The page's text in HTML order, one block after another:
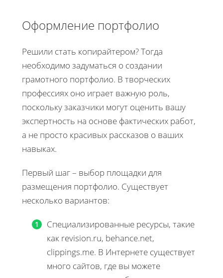
Оформление портфолио
Решили стать копирайтером? Тогда
необходимо задуматься о создании
грамотного портфолио. В творческих
профессиях оно играет важную роль,
поскольку заказчики могут оценить вашу
экспертность на основе фактических работ,
а не просто красивых рассказов о ваших
навыках.
Первый шаг – выбор площадки для
размещения портфолио. Существует
несколько вариантов:
Специализированные ресурсы, такие
как revision.ru, behance.net,
clippings.me. В Интернете существует
много сайтов, где вы можете